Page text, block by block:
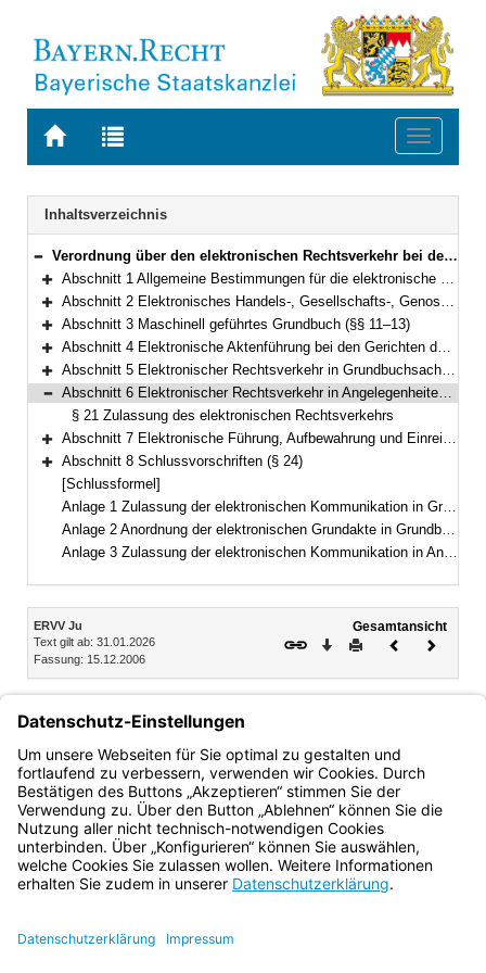
Zur
BAYERN.RECHT
Zur
letzten
Suche
Toggle
Navigation
Inhaltsverzeichnis
Bereich reduzieren
Verordnung über den elektronischen Rechtsverkehr bei den ordentlichen Gerichten (E-Rechtsverkehrsverordnung Justiz – ERVV Ju) Vom 15. Dezember 2006 (GVBl. S. 1084) BayRS 31-1-1-J (§§ 1–24)
Bereich erweitern
Abschnitt 1 Allgemeine Bestimmungen für die elektronische Kommunikation in Grundbuchsachen am Grundbuchamt und in Registersachen (§§ 1–5)
Bereich erweitern
Abschnitt 2 Elektronisches Handels-, Gesellschafts-, Genossenschafts-, Partnerschafts- und Vereinsregister (§§ 6–10)
Bereich erweitern
Abschnitt 3 Maschinell geführtes Grundbuch (§§ 11–13)
Bereich erweitern
Abschnitt 4 Elektronische Aktenführung bei den Gerichten der ordentlichen Gerichtsbarkeit und den Staatsanwaltschaften (§§ 14–18)
Bereich erweitern
Abschnitt 5 Elektronischer Rechtsverkehr in Grundbuchsachen am Grundbuchamt (§§ 19–20)
Bereich reduzieren
Abschnitt 6 Elektronischer Rechtsverkehr in Angelegenheiten der internationalen Rechtshilfe in Strafsachen (§ 21)
§ 21 Zulassung des elektronischen Rechtsverkehrs
Bereich erweitern
Abschnitt 7 Elektronische Führung, Aufbewahrung und Einreichung der Insolvenztabelle sowie der dazugehörenden Dokumente (§§ 22–23)
Bereich erweitern
Abschnitt 8 Schlussvorschriften (§ 24)
[Schlussformel]
Anlage 1 Zulassung der elektronischen Kommunikation in Grundbuch- und Registersachen
Anlage 2 Anordnung der elektronischen Grundakte in Grundbuchsachen
Anlage 3 Zulassung der elektronischen Kommunikation in Angelegenheiten der internationalen Rechtshilfe in Strafsachen
Inhalt
ERVV Ju
Text gilt ab: 31.01.2026
Fassung: 15.12.2006
Gesamtansicht
Download
DruckenVorheriges
Abschnitt 6 Elektronischer Rechtsverkehr in
Angelegenheiten der internationalen Rechtshilfe in
Strafsachen
§ 21 Zulassung des elektronischen Rechtsverkehrs
Bayern.de
BayernPortal
Impressum